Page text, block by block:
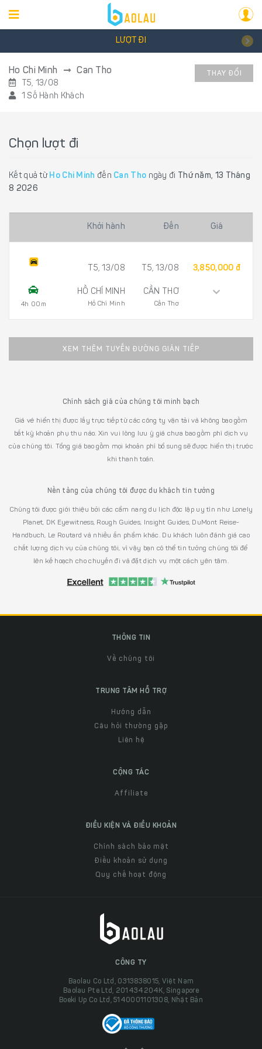
LƯỢT ĐI
Ho Chi Minh Can Tho
T5, 13/08
1 Số Hành Khách
THAY ĐỔI
Chọn lượt đi
Kết quả từ Ho Chi Minh đến Can Tho ngày đi Thứ năm, 13 Tháng
8 2026
Khởi hành Đến Giá
4h 00m
T5, 13/08
HỒ CHÍ MINH
Hồ Chí Minh
T5, 13/08
CẦN THƠ
Cần Thơ
3,850,000 đ
XEM THÊM TUYẾN ĐƯỜNG GIÁN TIẾP
Chính sách giá của chúng tôi minh bạch
Giá vé hiển thị được lấy trực tiếp từ các công ty vận tải và không bao gồm
bất kỳ khoản phụ thu nào. Xin vui lòng lưu ý giá chưa bao gồm phí dịch vụ
của chúng tôi. Tổng giá bao gồm mọi khoản phí bổ sung sẽ được hiển thị trước
khi thanh toán.
Nền tảng của chúng tôi được du khách tin tưởng
Chúng tôi được giới thiệu bởi các cẩm nang du lịch độc lập uy tín như Lonely
Planet, DK Eyewitness, Rough Guides, Insight Guides, DuMont Reise-
Handbuch, Le Routard và nhiều ấn phẩm khác. Du khách luôn đánh giá cao
chất lượng dịch vụ của chúng tôi, vì vậy bạn có thể tin tưởng chúng tôi để
lên kế hoạch cho chuyến đi và đặt dịch vụ một cách yên tâm.
THÔNG TIN
Về chúng tôi
TRUNG TÂM HỖ TRỢ
Hướng dẫn
Câu hỏi thường gặp
Liên hệ
CỘNG TÁC
Affiliate
ĐIỀU KIỆN VÀ ĐIỀU KHOẢN
Chính sách bảo mật
Điều khoản sử dụng
Quy chế hoạt động
CÔNG TY
Baolau Co Ltd, 0313838015, Việt Nam
Baolau Pte Ltd, 201434204K, Singapore
Boeki Up Co Ltd, 5140001101308, Nhật Bản